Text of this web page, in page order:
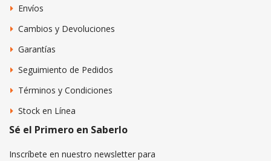
Envíos
Cambios y Devoluciones
Garantías
Seguimiento de Pedidos
Términos y Condiciones
Stock en Línea
Sé el Primero en Saberlo
Inscríbete en nuestro newsletter para